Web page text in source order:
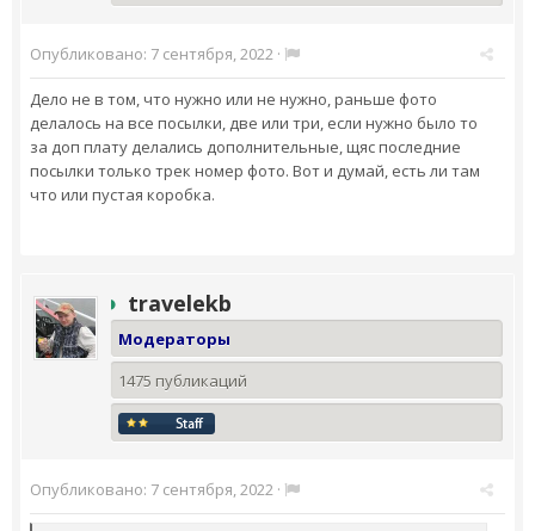
Опубликовано: 7 сентября, 2022 ·
Дело не в том, что нужно или не нужно, раньше фото
делалось на все посылки, две или три, если нужно было то
за доп плату делались дополнительные, щяс последние
посылки только трек номер фото. Вот и думай, есть ли там
что или пустая коробка.
travelekb
Модераторы
1475 публикаций
Опубликовано: 7 сентября, 2022 ·